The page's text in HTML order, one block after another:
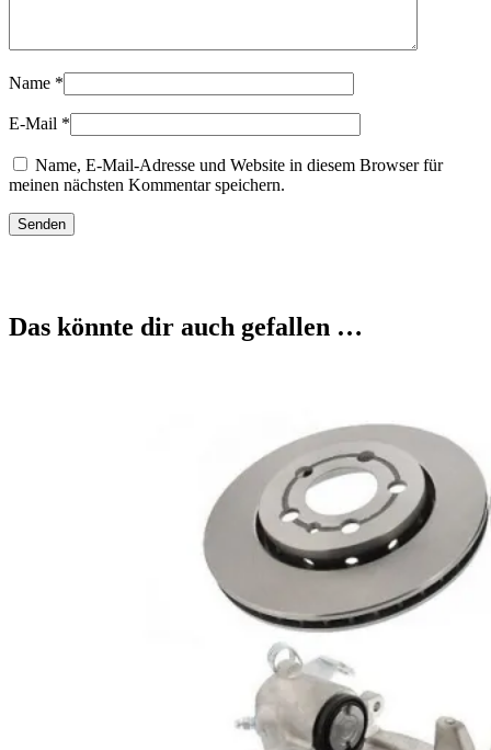
Name *
E-Mail *
Name, E-Mail-Adresse und Website in diesem Browser für
meinen nächsten Kommentar speichern.
Das könnte dir auch gefallen …